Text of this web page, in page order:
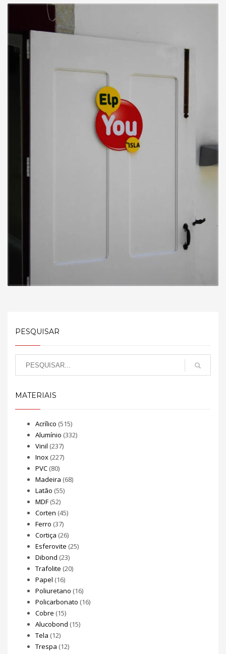
PESQUISAR
MATERIAIS
Acrílico (515)
Alumínio (332)
Vinil (237)
Inox (227)
PVC (80)
Madeira (68)
Latão (55)
MDF (52)
Corten (45)
Ferro (37)
Cortiça (26)
Esferovite (25)
Dibond (23)
Trafolite (20)
Papel (16)
Poliuretano (16)
Policarbonato (16)
Cobre (15)
Alucobond (15)
Tela (12)
Trespa (12)